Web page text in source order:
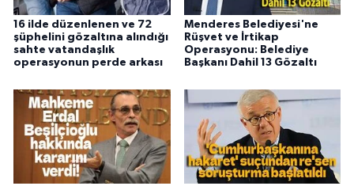
16 ilde düzenlenen ve 72
şüphelini gözaltına alındığı
sahte vatandaşlık
operasyonun perde arkası
Menderes Belediyesi'ne
Rüşvet ve İrtikap
Operasyonu: Belediye
Başkanı Dahil 13 Gözaltı